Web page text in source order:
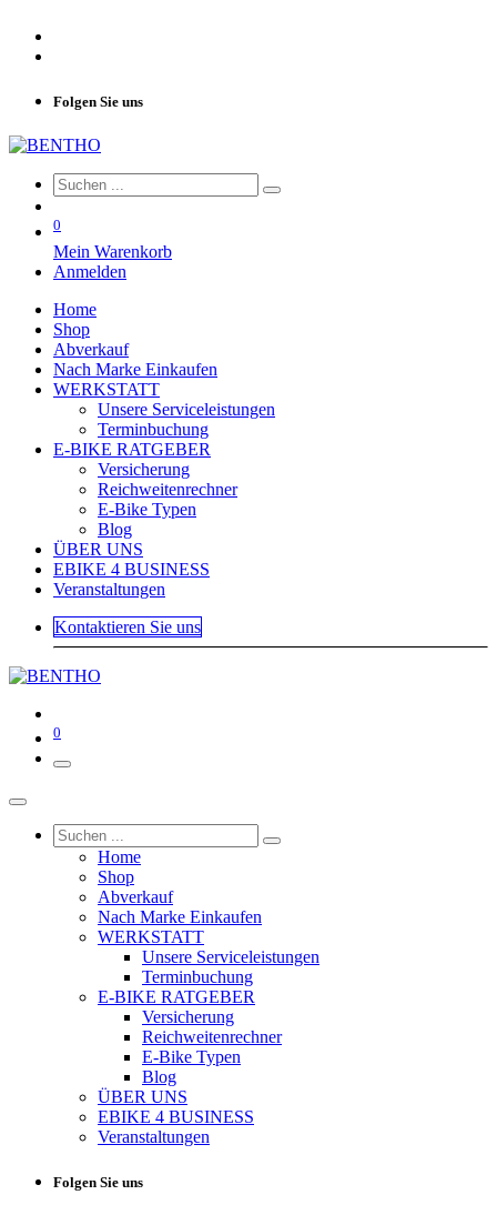
Folgen Sie uns
0
Mein Warenkorb
Anmelden
Home
Shop
Abverkauf
Nach Marke Einkaufen
WERKSTATT
Unsere Serviceleistungen
Terminbuchung
E-BIKE RATGEBER
Versicherung
Reichweitenrechner
E-Bike Typen
Blog
ÜBER UNS
EBIKE 4 BUSINESS
Veranstaltungen
Kontaktieren Sie uns
0
Home
Shop
Abverkauf
Nach Marke Einkaufen
WERKSTATT
Unsere Serviceleistungen
Terminbuchung
E-BIKE RATGEBER
Versicherung
Reichweitenrechner
E-Bike Typen
Blog
ÜBER UNS
EBIKE 4 BUSINESS
Veranstaltungen
Folgen Sie uns